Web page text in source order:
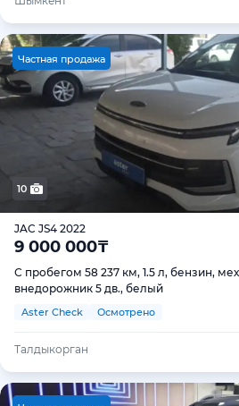
Частная продажа
10
JAC JS4 2022
9 000 000₸
С пробегом 58 237 км, 1.5 л, бензин,
внедорожник 5 дв., белый
Aster Check Осмотрено
Талдыкорган